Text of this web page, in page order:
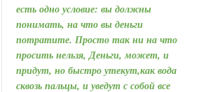
есть одно условие: вы должны
понимать, на что вы деньги
потратите. Просто так ни на что
просить нельзя, Деньги, может, и
придут, но быстро утекут,как вода
сквозь пальцы, и уведут с собой все